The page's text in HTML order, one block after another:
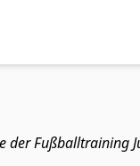
der Fußballtraining
1/26: